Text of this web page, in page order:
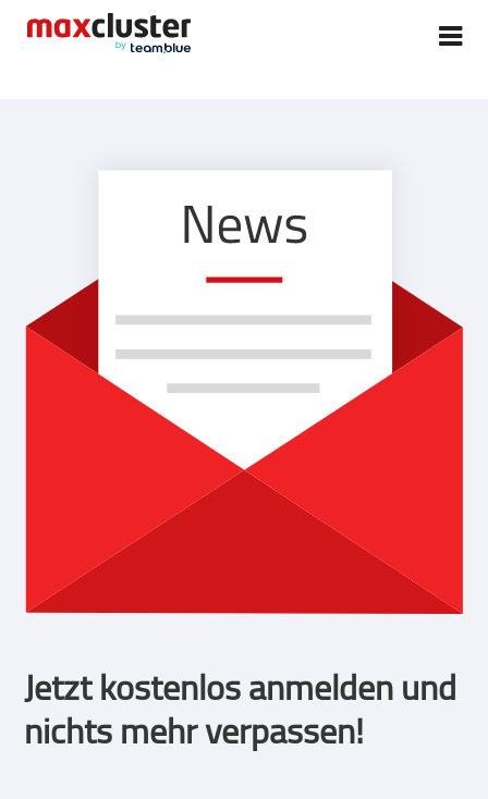
Jetzt kostenlos anmelden und
nichts mehr verpassen!